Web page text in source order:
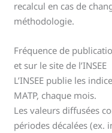
recalcul en cas de
méthodologie.
Fréquence de
et sur le site de l’INSEE
L’INSEE publie les
MATP, chaque mois.
Les valeurs diffusées
périodes décalées (ex.